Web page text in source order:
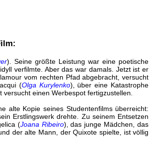
). Seine größte Leistung war eine poetische
verfilmte. Aber das war damals. Jetzt ist er
vom rechten Pfad abgebracht, versucht
(Olga Kurylenko), über eine Katastrophe
einen Werbespot fertigzustellen.
alte Kopie seines Studentenfilms überreicht:
Erstlingswerk drehte. Zu seinem Entsetzen
(Joana Ribeiro), das junge Mädchen, das
der alte Mann, der Quixote spielte, ist völlig